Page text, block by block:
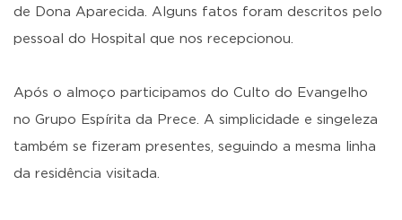
de Dona Aparecida. Alguns fatos foram descritos pelo
pessoal do Hospital que nos recepcionou.
Após o almoço participamos do Culto do Evangelho
no Grupo Espírita da Prece. A simplicidade e singeleza
também se fizeram presentes, seguindo a mesma linha
da residência visitada.